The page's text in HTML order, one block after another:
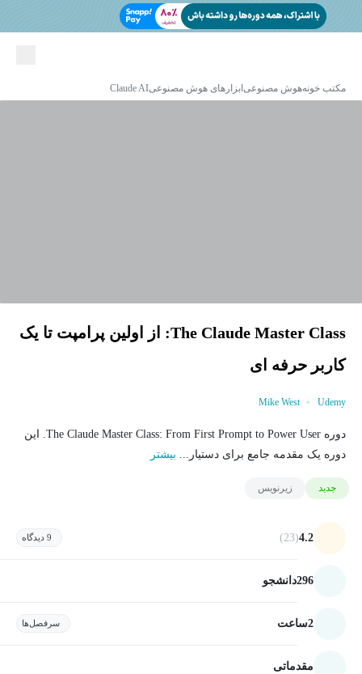
مکتب خونههوش مصنوعی ابزارهای هوش مصنوعیClaude AI
The Claude Master Class: از اولین پرامپت تا یک
کاربر حرفه ای
Udemy
Mike West
دوره The Claude Master Class: From First Prompt to Power User. این
دوره یک مقدمه جامع برای دستیار... بیشتر
جدید زیرنویس
4.2
(23) 9 دیدگاه
296دانشجو
2ساعت سرفصل‌ها
مقدماتی